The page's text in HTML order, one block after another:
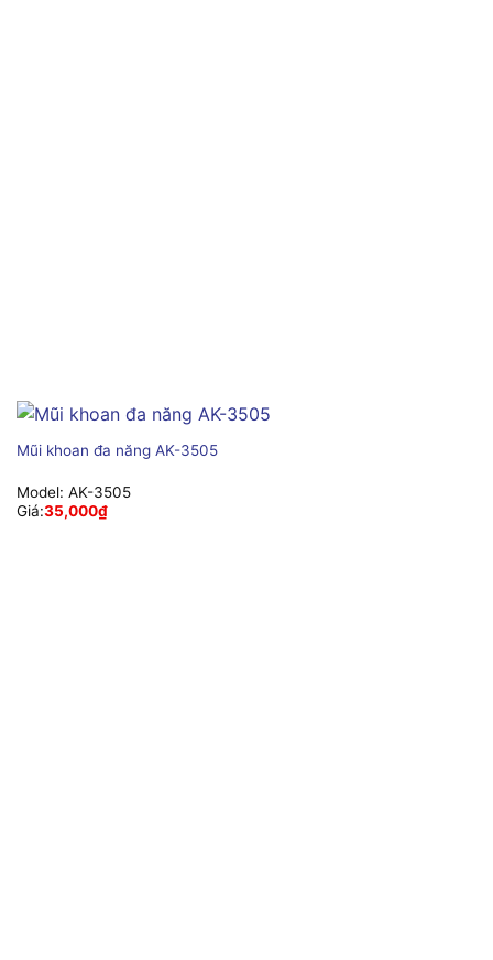
Mũi khoan đa năng AK-3505
Model: AK-3505
Giá:35,000₫